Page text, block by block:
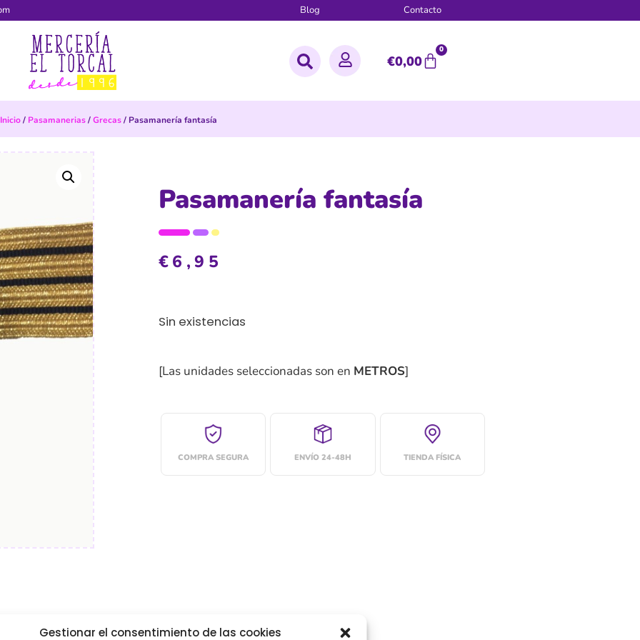
Gestionar el consentimiento de las cookies
Blog Contacto
€0,00
0
Inicio/ Pasamanerias/Grecas/ Pasamanería fantasía
Pasamanería fantasía
€6,95
Sin existencias
[Las unidades seleccionadas son en METROS]
COMPRA SEGURA ENVÍO 24-48H TIENDA FÍSICA